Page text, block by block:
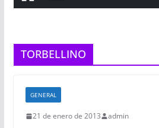
TORBELLINO
GENERAL
21 de enero de 2013 admin